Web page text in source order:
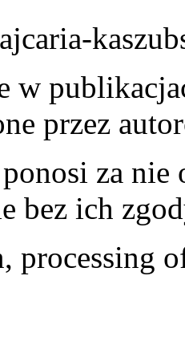
w
przez
za
bez ich
processing